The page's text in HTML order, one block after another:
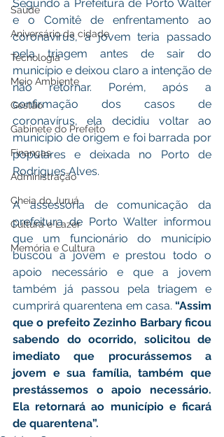
Saúde
Aniversário da cidade
Tecnologia
Meio Ambiente
Gestão
Gabinete do Prefeito
Finanças
Administração
Cheia do Juruá
Cultura e Lazer
Memória e Cultura
Segundo a Prefeitura de Porto Walter
e o Comitê de enfrentamento ao
coronavírus, a jovem teria passado
pela triagem antes de sair do
município e deixou claro a intenção de
não retornar. Porém, após a
confirmação dos casos de
coronavírus, ela decidiu voltar ao
município de origem e foi barrada por
populares e deixada no Porto de
Rodrigues Alves.
A assessoria de comunicação da
prefeitura de Porto Walter informou
que um funcionário do município
buscou a jovem e prestou todo o
apoio necessário e que a jovem
também já passou pela triagem e
cumprirá quarentena em casa. “Assim
que o prefeito Zezinho Barbary ficou
sabendo do ocorrido, solicitou de
imediato que procurássemos a
jovem e sua família, também que
prestássemos o apoio necessário.
Ela retornará ao município e ficará
de quarentena”.